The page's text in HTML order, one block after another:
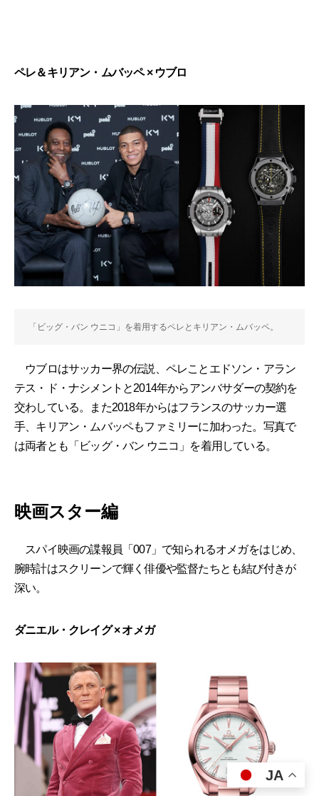
ペレ＆キリアン・ムバッペ × ウブロ
「ビッグ・バン ウニコ」を着用するペレとキリアン・ムバッペ。
ウブロはサッカー界の伝説、ペレことエドソン・アラン
テス・ド・ナシメントと2014年からアンバサダーの契約を
交わしている。また2018年からはフランスのサッカー選
手、キリアン・ムバッペもファミリーに加わった。写真で
は両者とも「ビッグ・バン ウニコ」を着用している。
映画スター編
スパイ映画の諜報員「007」で知られるオメガをはじめ、
腕時計はスクリーンで輝く俳優や監督たちとも結び付きが
深い。
ダニエル・クレイグ × オメガ
JA